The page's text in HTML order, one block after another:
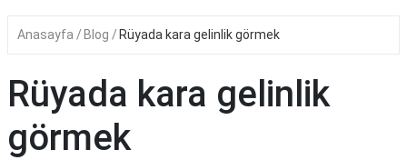
Anasayfa Blog Rüyada kara gelinlik görmek
Rüyada kara gelinlik
görmek